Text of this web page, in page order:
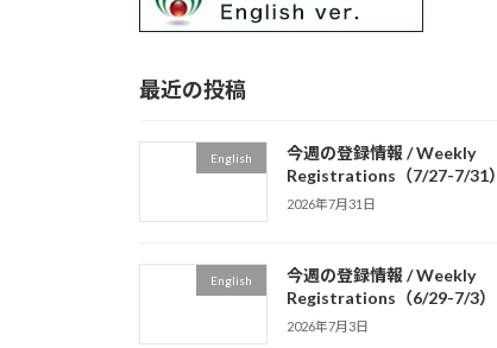
最近の投稿
English
今週の登録情報 / Weekly
Registrations（7/27-7/31）
2026年7月31日
English
今週の登録情報 / Weekly
Registrations（6/29-7/3）
2026年7月3日